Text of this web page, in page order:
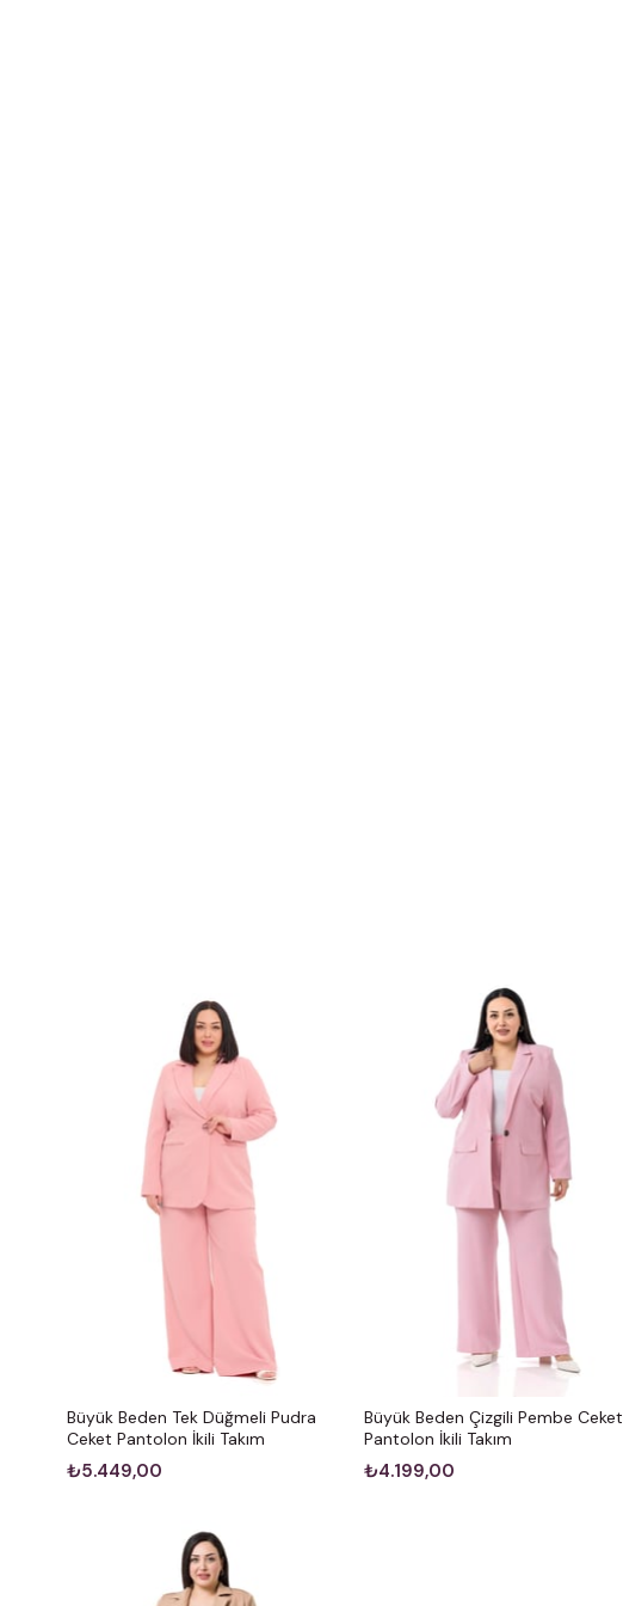
Büyük Beden Tek Düğmeli Pudra
Ceket Pantolon İkili Takım
₺5.449,00
Büyük Beden Çizgili Pembe Ceket
Pantolon İkili Takım
₺4.199,00